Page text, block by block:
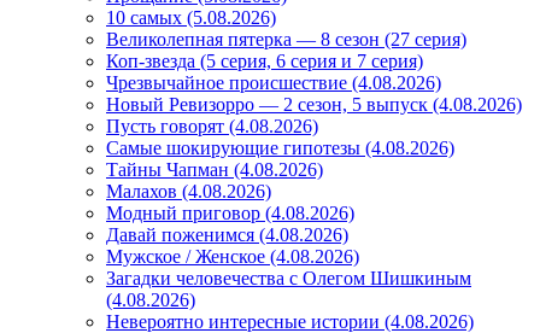
10 самых (5.08.2026)
Великолепная пятерка — 8 сезон (27 серия)
Коп-звезда (5 серия, 6 серия и 7 серия)
Чрезвычайное происшествие (4.08.2026)
Новый Ревизорро — 2 сезон, 5 выпуск (4.08.2026)
Пусть говорят (4.08.2026)
Самые шокирующие гипотезы (4.08.2026)
Тайны Чапман (4.08.2026)
Малахов (4.08.2026)
Модный приговор (4.08.2026)
Давай поженимся (4.08.2026)
Мужское / Женское (4.08.2026)
Загадки человечества с Олегом Шишкиным
(4.08.2026)
Невероятно интересные истории (4.08.2026)